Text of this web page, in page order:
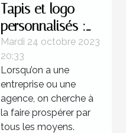
Tapis et logo
personnalisés :
parlons-en !
Mardi 24 octobre 2023
20:33
Lorsqu’on a une
entreprise ou une
agence, on cherche à
la faire prospérer par
tous les moyens.